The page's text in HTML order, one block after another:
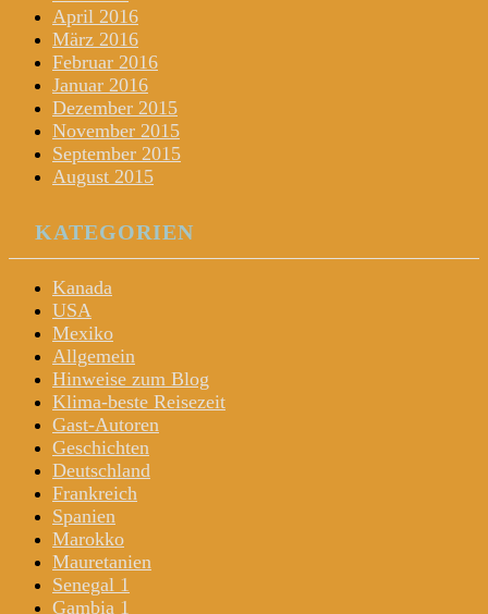
April 2016
März 2016
Februar 2016
Januar 2016
Dezember 2015
November 2015
September 2015
August 2015
KATEGORIEN
Kanada
USA
Mexiko
Allgemein
Hinweise zum Blog
Klima-beste Reisezeit
Gast-Autoren
Geschichten
Deutschland
Frankreich
Spanien
Marokko
Mauretanien
Senegal 1
Gambia 1